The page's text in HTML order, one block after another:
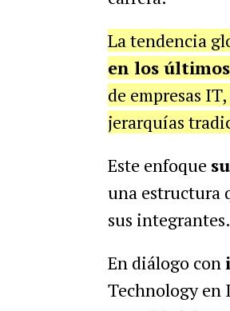
La tendencia
en los
de empresas
jerarquías
Este enfoque
una estructura
sus integrantes.
En diálogo con
Technology en